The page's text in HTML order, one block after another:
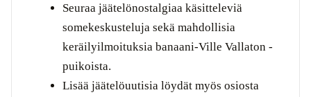
Seuraa jäätelönostalgiaa käsitteleviä
somekeskusteluja sekä mahdollisia
keräilyilmoituksia banaani-Ville Vallaton -
puikoista.
Lisää jäätelöuutisia löydät myös osiosta